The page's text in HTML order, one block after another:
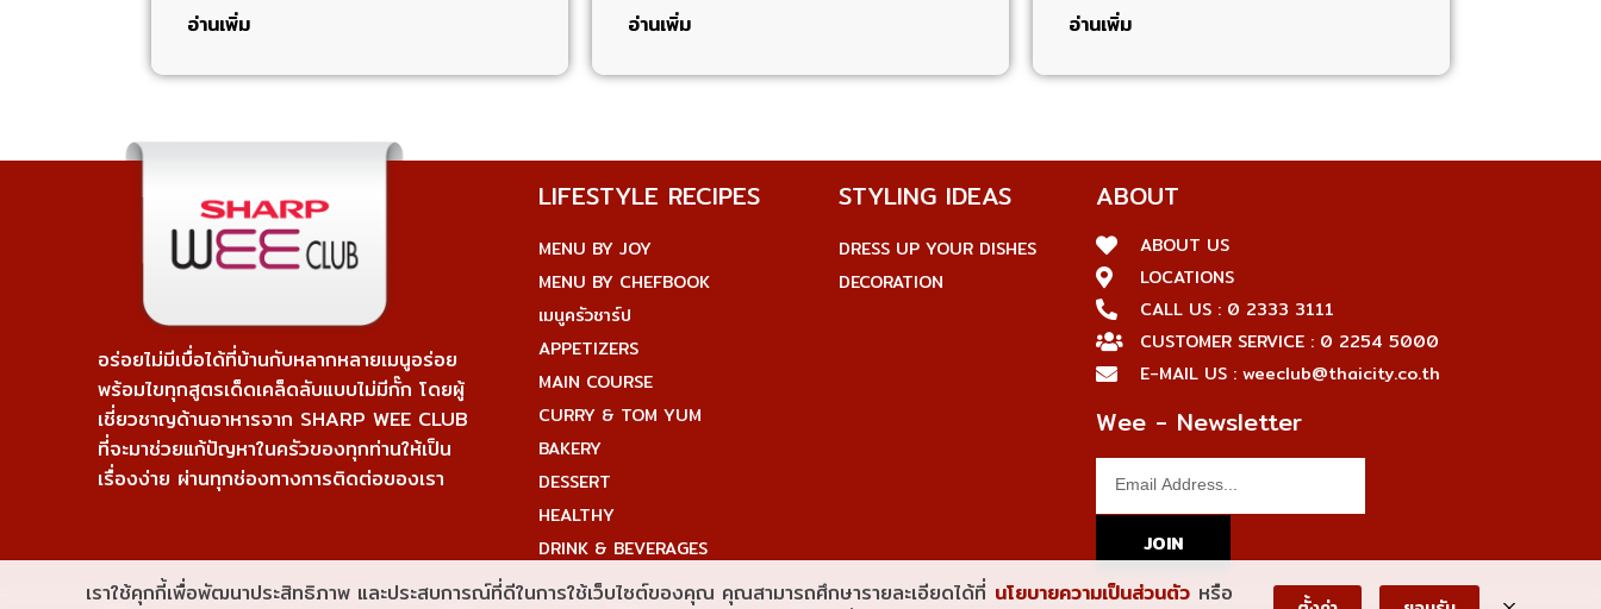
อ่านเพิ่ม
อ่านเพิ่ม
อ่านเพิ่ม
อร่อยไม่มีเบื่อได้ที่บ้านกับหลากหลายเมนูอร่อย
พร้อมไขทุกสูตรเด็ดเคล็ดลับแบบไม่มีกั๊ก โดยผู้
เชี่ยวชาญด้านอาหารจาก SHARP WEE CLUB
ที่จะมาช่วยแก้ปัญหาในครัวของทุกท่านให้เป็น
เรื่องง่าย ผ่านทุกช่องทางการติดต่อของเรา
LIFESTYLE RECIPES
MENU BY JOY
MENU BY CHEFBOOK
เมนูครัวชาร์ป
APPETIZERS
MAIN COURSE
CURRY & TOM YUM
BAKERY
DESSERT
HEALTHY
DRINK & BEVERAGES
STYLING IDEAS
DRESS UP YOUR DISHES
DECORATION
ABOUT
ABOUT US
LOCATIONS
CALL US : 0 2333 3111
CUSTOMER SERVICE : 0 2254 5000
E-MAIL US : weeclub@thaicity.co.th
Wee - Newsletter
JOIN
เราใช้คุกกี้เพื่อพัฒนาประสิทธิภาพ และประสบการณ์ที่ดีในการใช้เว็บไซต์ของคุณ คุณสามารถศึกษารายละเอียดได้ที่ นโยบายความเป็นส่วนตัว หรือ